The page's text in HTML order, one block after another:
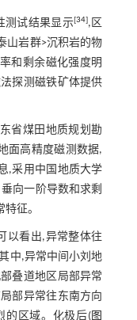
测试结果显示[34],区
山岩群>沉积岩的物
和剩余磁化强度明
探测磁铁矿体提供
省煤田地质规划勘
面高精度磁测数据,
,采用中国地质大学
向一阶导数和求剩
征。
以看出,异常整体往
中,异常中间小刘地
叠道地区局部异常
部异常往东南方向
的区域。化极后(图